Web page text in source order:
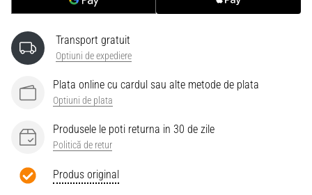
Transport gratuit
Optiuni de expediere
Plata online cu cardul sau alte metode de plata
Optiuni de plata
Produsele le poti returna in 30 de zile
Politică de retur
Produs original